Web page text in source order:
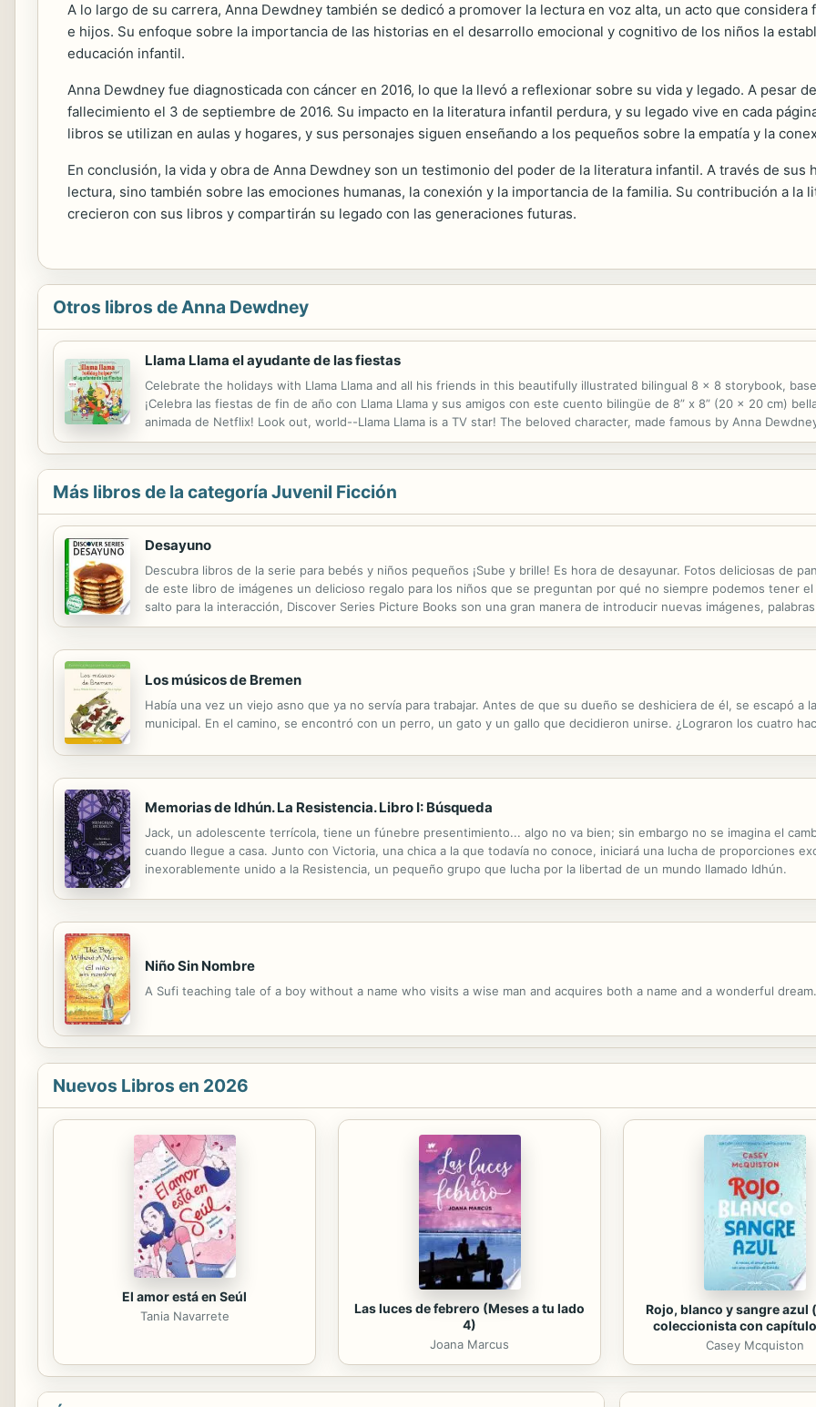
A lo largo de su carrera, Anna Dewdney también se dedicó a promover la lectura en voz alta, un acto que
e hijos. Su enfoque sobre la importancia de las historias en el desarrollo emocional y cognitivo de los niños la
educación infantil.
Anna Dewdney fue diagnosticada con cáncer en 2016, lo que la llevó a reflexionar sobre su vida y legado. A pesar
fallecimiento el 3 de septiembre de 2016. Su impacto en la literatura infantil perdura, y su legado vive en cada
libros se utilizan en aulas y hogares, y sus personajes siguen enseñando a los pequeños sobre la empatía y la
En conclusión, la vida y obra de Anna Dewdney son un testimonio del poder de la literatura infantil. A través de
lectura, sino también sobre las emociones humanas, la conexión y la importancia de la familia. Su contribución a
crecieron con sus libros y compartirán su legado con las generaciones futuras.
Otros libros de Anna Dewdney
Llama Llama el ayudante de las fiestas
Celebrate the holidays with Llama Llama and all his friends in this beautifully illustrated bilingual 8 x 8 storybook,
¡Celebra las fiestas de fin de año con Llama Llama y sus amigos con este cuento bilingüe de 8” x 8” (20 x 20 cm)
animada de Netflix! Look out, world--Llama Llama is a TV star! The beloved character, made famous by Anna
his own original series, now airing on Netflix. In this beautiful bilingual storybook, Llama Llama and Mama...
Más libros de la categoría Juvenil Ficción
Desayuno
Descubra libros de la serie para bebés y niños pequeños ¡Sube y brille! Es hora de desayunar. Fotos deliciosas de
de este libro de imágenes un delicioso regalo para los niños que se preguntan por qué no siempre podemos tener
salto para la interacción, Discover Series Picture Books son una gran manera de introducir nuevas imágenes,
Books for Babies & Toddlers Rise and shine! It's time to have breakfast. Mouthwatering photos of pancakes and...
Los músicos de Bremen
Había una vez un viejo asno que ya no servía para trabajar. Antes de que su dueño se deshiciera de él, se escapó a
municipal. En el camino, se encontró con un perro, un gato y un gallo que decidieron unirse. ¿Lograron los cuatro
Memorias de Idhún. La Resistencia. Libro I: Búsqueda
Jack, un adolescente terrícola, tiene un fúnebre presentimiento... algo no va bien; sin embargo no se imagina el
cuando llegue a casa. Junto con Victoria, una chica a la que todavía no conoce, iniciará una lucha de proporciones
inexorablemente unido a la Resistencia, un pequeño grupo que lucha por la libertad de un mundo llamado Idhún.
Niño Sin Nombre
A Sufi teaching tale of a boy without a name who visits a wise man and acquires both a name and a wonderful dream.
Nuevos Libros en 2026
El amor está en Seúl
Tania Navarrete
Las luces de febrero (Meses a tu lado
4)
Joana Marcus
Rojo, blanco y sangre azul
coleccionista con
Casey Mcquiston